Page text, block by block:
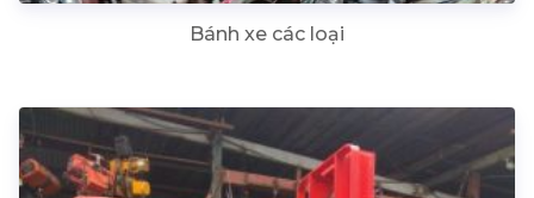
Bánh xe các loại